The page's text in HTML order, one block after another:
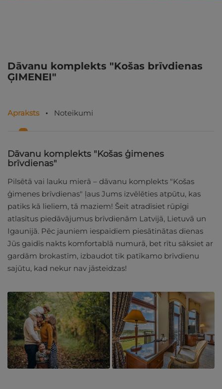
Dāvanu komplekts "Košas brīvdienas
ĢIMENEI"
Apraksts Noteikumi
Dāvanu komplekts "Košas ģimenes
brīvdienas"
Pilsētā vai lauku mierā – dāvanu komplekts "Košas
ģimenes brīvdienas" ļaus Jums izvēlēties atpūtu, kas
patiks kā lieliem, tā maziem! Šeit atradīsiet rūpīgi
atlasītus piedāvājumus brīvdienām Latvijā, Lietuvā un
Igaunijā. Pēc jauniem iespaidiem piesātinātas dienas
Jūs gaidīs nakts komfortablā numurā, bet rītu sāksiet ar
gardām brokastīm, izbaudot tik patīkamo brīvdienu
sajūtu, kad nekur nav jāsteidzas!